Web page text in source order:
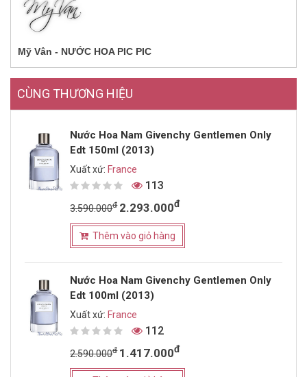
Mỹ Vân - NƯỚC HOA PIC PIC
CÙNG THƯƠNG HIỆU
Nước Hoa Nam Givenchy Gentlemen Only
Edt 150ml (2013)
Xuất xứ: France
113
3.590.000đ 2.293.000đ
Thêm vào giỏ hàng
Nước Hoa Nam Givenchy Gentlemen Only
Edt 100ml (2013)
Xuất xứ: France
112
2.590.000đ 1.417.000đ